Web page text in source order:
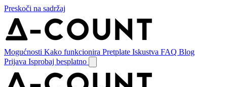
Preskoči na sadržaj
Mogućnosti Kako funkcionira Pretplate Iskustva FAQ Blog
Prijava Isprobaj besplatno